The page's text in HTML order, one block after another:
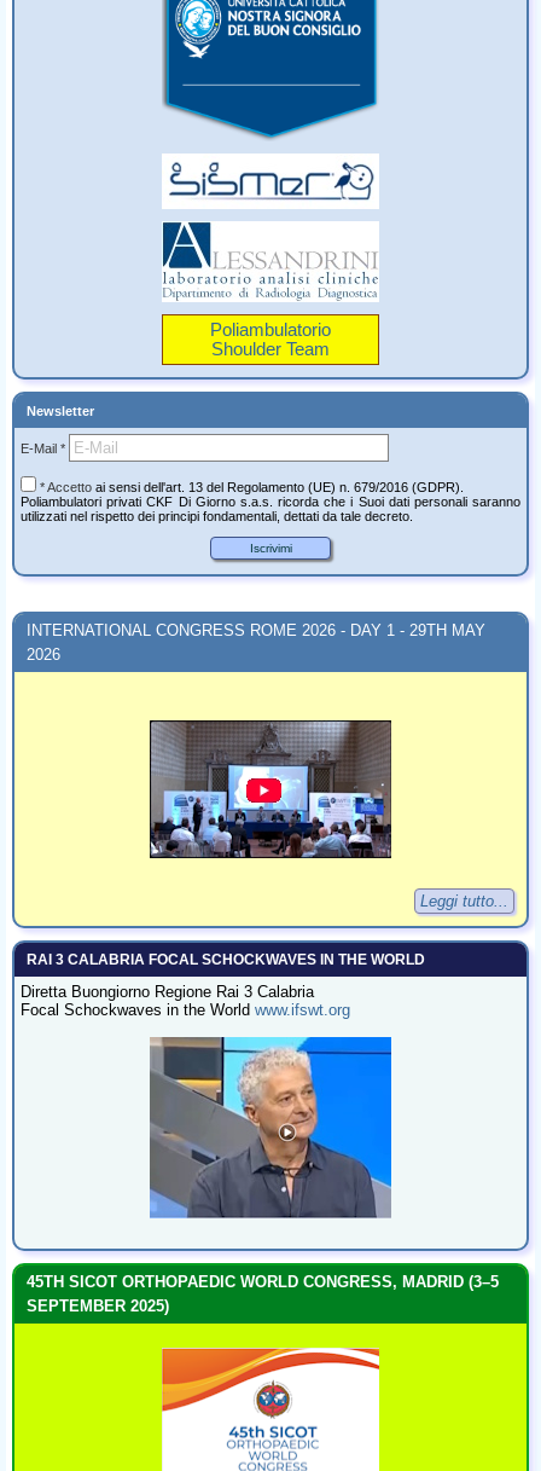
Poliambulatorio
Shoulder Team
Newsletter
E-Mail *
* Accetto ai sensi dell'art. 13 del Regolamento (UE) n. 679/2016 (GDPR).
Poliambulatori privati CKF Di Giorno s.a.s. ricorda che i Suoi dati personali saranno
utilizzati nel rispetto dei principi fondamentali, dettati da tale decreto.
INTERNATIONAL CONGRESS ROME 2026 - DAY 1 - 29TH MAY
2026
Leggi tutto...
RAI 3 CALABRIA FOCAL SCHOCKWAVES IN THE WORLD
Diretta Buongiorno Regione Rai 3 Calabria
Focal Schockwaves in the World www.ifswt.org
45TH SICOT ORTHOPAEDIC WORLD CONGRESS, MADRID (3–5
SEPTEMBER 2025)